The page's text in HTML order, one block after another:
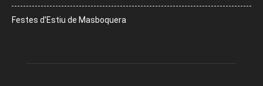
Festes d’Estiu de Masboquera